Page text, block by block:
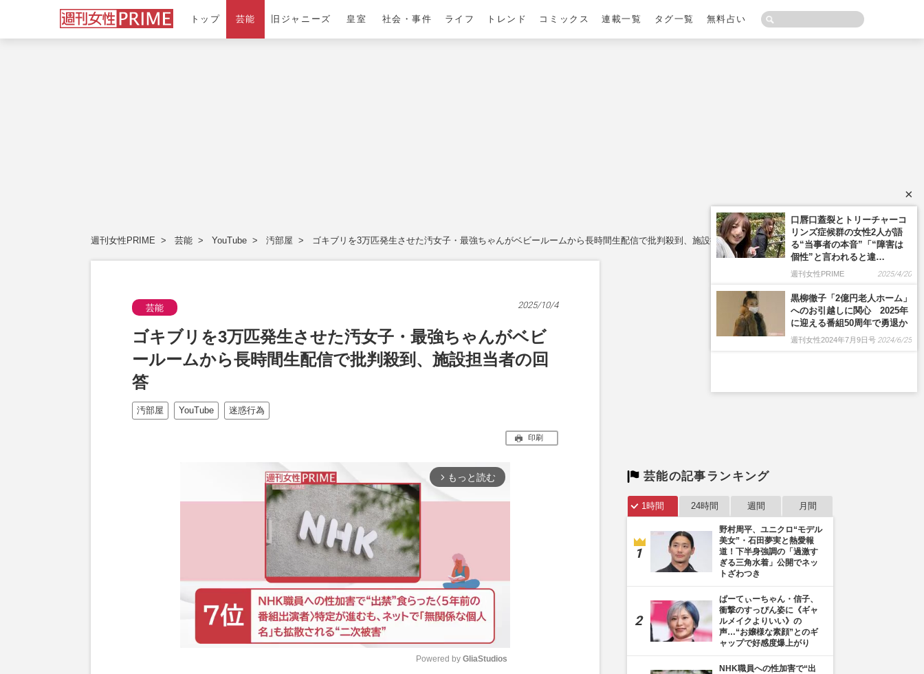
トップ 芸能 旧ジャニーズ 皇室 社会・事件 ライフ トレンド コミックス 連載一覧 タグ一覧 無料占い
週刊女性PRIME 芸能 YouTube 汚部屋 ゴキブリを3万匹発生させた汚女子・最強ちゃんがベビールームから長時間生配信で批判殺到、施設担当者の回答
芸能 2025/10/4
ゴキブリを3万匹発生させた汚女子・最強ちゃんがベビ
ールームから長時間生配信で批判殺到、施設担当者の回
答
汚部屋 YouTube 迷惑行為
印刷
arrow_forward_ios もっと読む
Powered by GliaStudios
芸能の記事ランキング
1時間 24時間 週間 月間
野村周平、ユニクロ“モデル
美女”・石田夢実と熱愛報
道！下半身強調の「過激す
ぎる三角水着」公開でネッ
トざわつき
ぱーてぃーちゃん・信子、
衝撃のすっぴん姿に《ギャ
ルメイクよりいい》の
声…“お嬢様な素顔”とのギ
ャップで好感度爆上がり
NHK職員への性加害で“出
×
口唇口蓋裂とトリーチャーコ
リンズ症候群の女性2人が語
る“当事者の本音”「“障害は
個性”と言われると違…
週刊女性PRIME 2025/4/20
黒柳徹子「2億円老人ホーム」
へのお引越しに関心 2025年
に迎える番組50周年で勇退か
週刊女性2024年7月9日号 2024/6/25